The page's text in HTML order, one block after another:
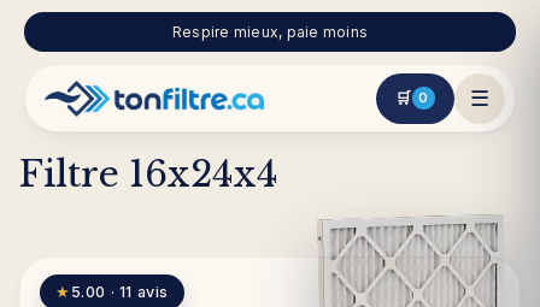
au
Respire mieux, paie moins
🛒 0 ☰
Filtre 16x24x4
★ 5.00 · 11 avis